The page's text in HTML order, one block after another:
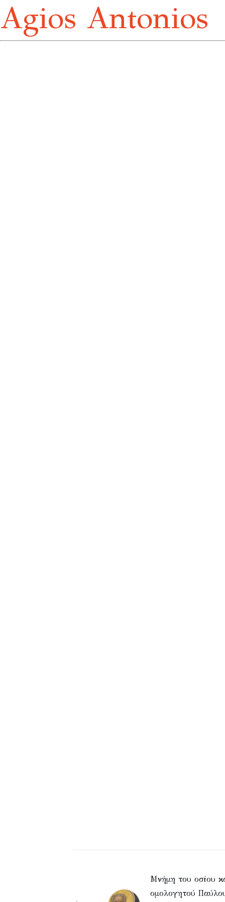
Agios Antonios
Μνήμη του οσίου
ομολογητού